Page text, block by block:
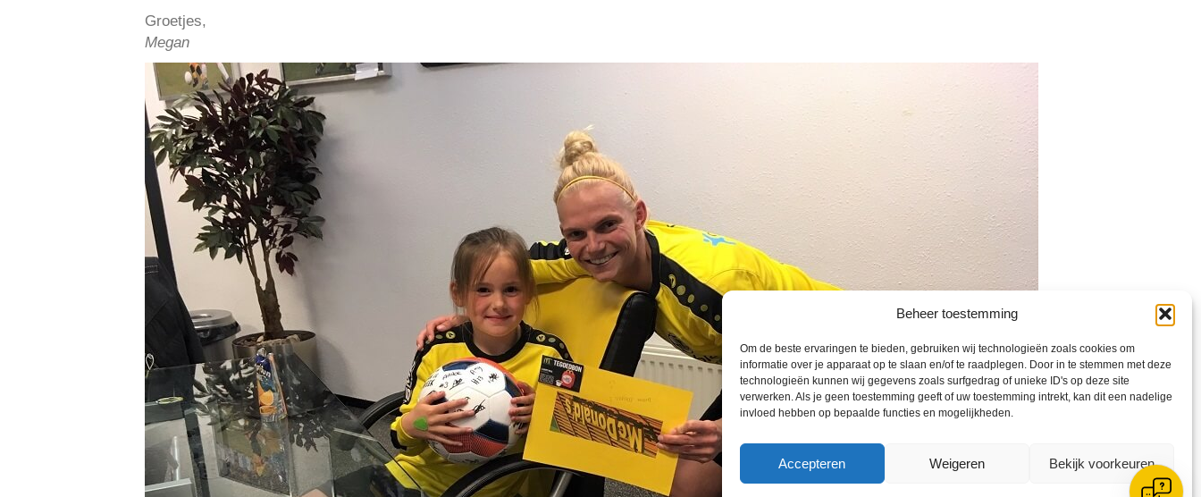
Beheer toestemming
Om de beste ervaringen te bieden, gebruiken wij technologieën zoals cookies om
informatie over je apparaat op te slaan en/of te raadplegen. Door in te stemmen met deze
technologieën kunnen wij gegevens zoals surfgedrag of unieke ID's op deze site
verwerken. Als je geen toestemming geeft of uw toestemming intrekt, kan dit een nadelige
invloed hebben op bepaalde functies en mogelijkheden.
Accepteren Weigeren Bekijk voorkeuren
Groetjes,
Megan